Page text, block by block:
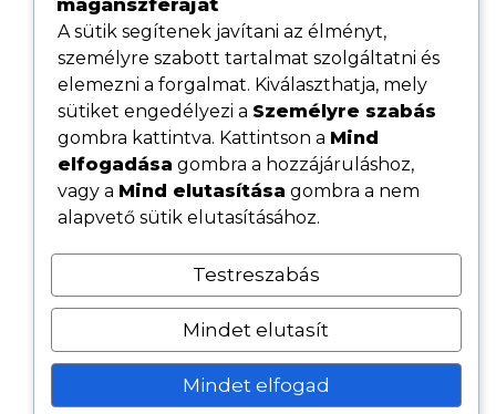
Hasznos linkek
Adatvédelmi tájékoztató
Cookie tájékoztató
Kövess minket közösségi oldalainkon
A sütik segítenek javítani az élményt,
személyre szabott tartalmat szolgáltatni és
elemezni a forgalmat. Kiválaszthatja, mely
sütiket engedélyezi a Személyre szabás
gombra kattintva. Kattintson a Mind
elfogadása gombra a hozzájáruláshoz,
vagy a Mind elutasítása gombra a nem
alapvető sütik elutasításához.
Testreszabás
Mindet elutasít
Mindet elfogad